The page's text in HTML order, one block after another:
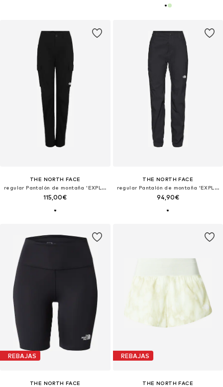
THE NORTH FACE
regular Pantalón de montaña 'EXPLORATION'
115,00€
THE NORTH FACE
regular Pantalón de montaña 'EXPLORATION'
94,90€
REBAJAS
THE NORTH FACE
REBAJAS
THE NORTH FACE